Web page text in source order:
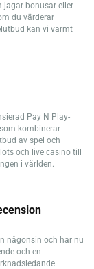
jagar bonusar eller
du värderar
kan vi varmt
Pay N Play-
kombinerar
av spel och
och live casino till
i världen.
någonsin och har nu
och en